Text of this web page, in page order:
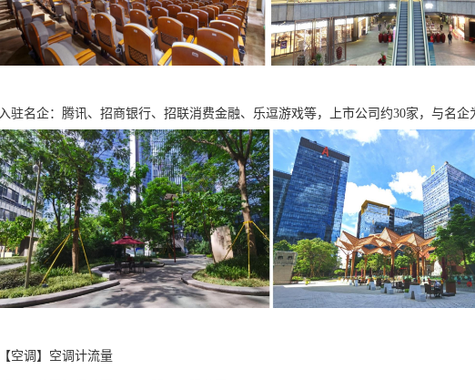
入驻名企：腾讯、招商银行、招联消费金融、乐逗游戏等，上市公司约30家，与名企
【空调】空调计流量